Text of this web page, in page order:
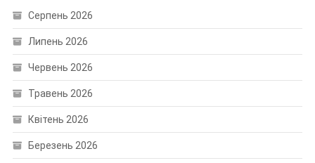
Серпень 2026
Липень 2026
Червень 2026
Травень 2026
Квітень 2026
Березень 2026